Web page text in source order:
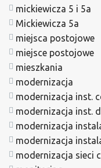
mickiewicza 5 i 5a
Mickiewicza 5a
miejsca postojowe
miejsce postojowe
mieszkania
modernizacja
modernizacja inst.
modernizacja inst.
modernizacja
modernizacja
modernizacja sieci